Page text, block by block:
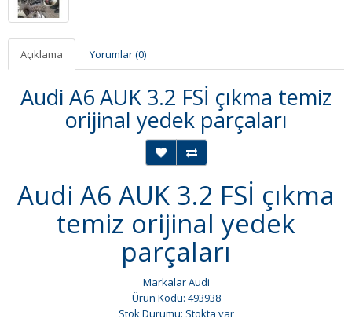
Açıklama Yorumlar (0)
Audi A6 AUK 3.2 FSİ çıkma temiz
orijinal yedek parçaları
Audi A6 AUK 3.2 FSİ çıkma
temiz orijinal yedek
parçaları
MarkalarAudi
Ürün Kodu: 493938
Stok Durumu: Stokta var